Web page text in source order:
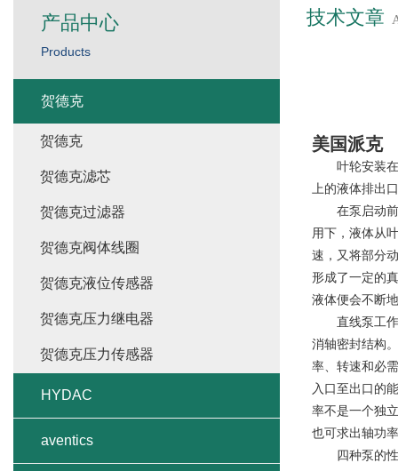
技术文章
美国派克
叶轮安装在
上的液体排出
在泵启动前
用下，液体从
速，又将部分
形成了一定的
液体便会不断
直线泵工作
消轴密封结构
率、转速和必
入口至出口的
率不是一个独
也可求出轴功
四种泵的性
产品中心
Products
贺德克
贺德克
贺德克滤芯
贺德克过滤器
贺德克阀体线圈
贺德克液位传感器
贺德克压力继电器
贺德克压力传感器
HYDAC
aventics